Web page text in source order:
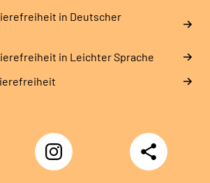
in Deutscher
in Leichter Sprache
Instagram
Klinik
Kurhessen
Teilen